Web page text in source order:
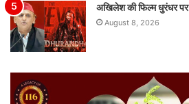
अखिलेश की फिल्म धुरंधर पर
August 8, 2026